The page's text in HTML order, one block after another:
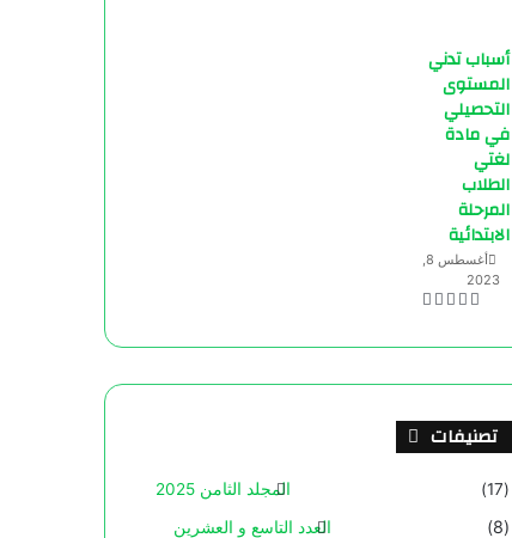
أسباب تدني
المستوى
التحصيلي
في مادة
لغتي
الطلاب
المرحلة
الابتدائية
أغسطس 8,
2023
تصنيفات
المجلد الثامن 2025 (17)
العدد التاسع و العشرين
(8)